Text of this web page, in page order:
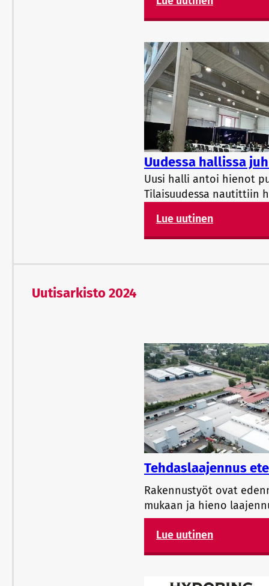
Uudessa hallissa
Uusi halli antoi hienot
Tilaisuudessa nautittiin
Lue uutinen
Uutisarkisto 2024
Tehdaslaajennus
Rakennustyöt ovat
mukaan ja hieno
Lue uutinen